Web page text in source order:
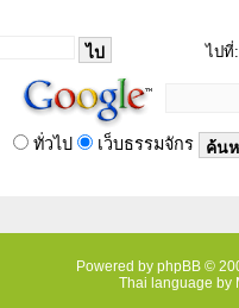
ไปที่:
ทั่วไป เว็บธรรมจักร
Powered by phpBB ©
Thai language by